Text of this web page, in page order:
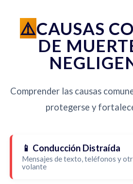
CAUSAS
DE
Comprender las causas
protegerse y
📱 Conducción Distraída
Mensajes de texto, teléfonos y
volante